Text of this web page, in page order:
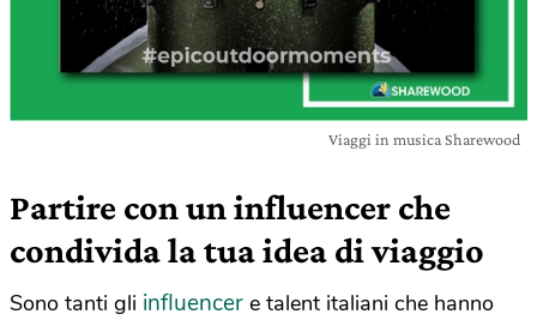
Viaggi in musica Sharewood
Partire con un influencer che
condivida la tua idea di viaggio
Sono tanti gli influencer e talent italiani che hanno